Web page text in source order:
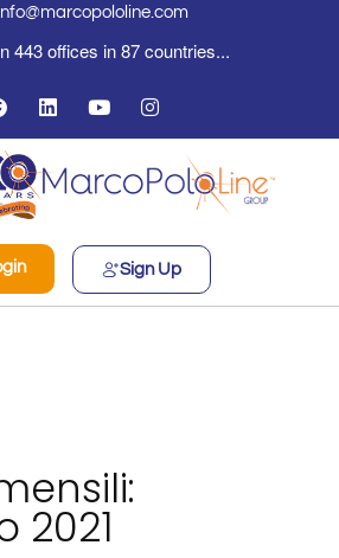
443 offices in 87 countries...
Sign Up
2021